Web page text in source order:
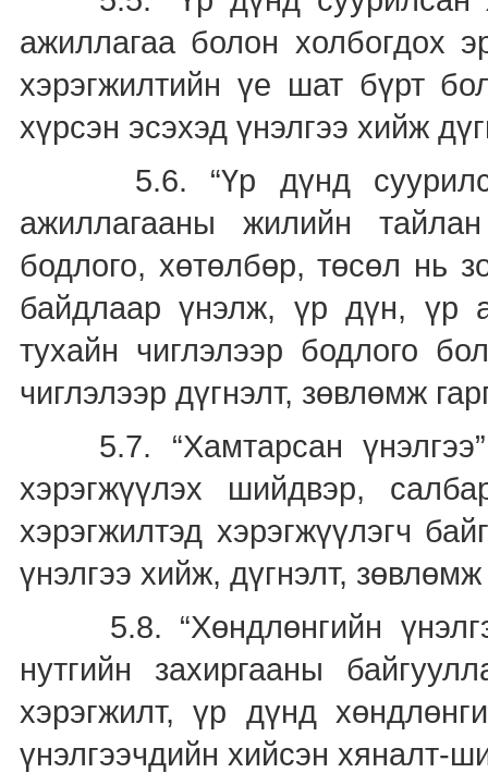
ажиллагаа болон холбогдох
хэрэгжилтийн үе шат бүрт
хүрсэн эсэхэд үнэлгээ хийж
5.6. “Үр дүнд суурилсан
ажиллагааны жилийн
бодлого, хөтөлбөр, төсөл нь
байдлаар үнэлж, үр дүн, үр
тухайн чиглэлээр бодлого
чиглэлээр дүгнэлт, зөвлөмж
5.7. “Хамтарсан үнэлгээ”
хэрэгжүүлэх шийдвэр,
хэрэгжилтэд хэрэгжүүлэгч
үнэлгээ хийж, дүгнэлт,
5.8. “Хөндлөнгийн
нутгийн захиргааны
хэрэгжилт, үр дүнд
үнэлгээчдийн хийсэн хяналт-